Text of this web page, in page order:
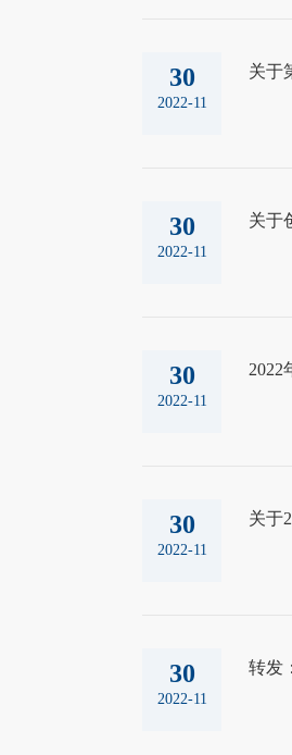
30
2022-11
关于
30
2022-11
关于
30
2022-11
2022
30
2022-11
关于
30
2022-11
转发